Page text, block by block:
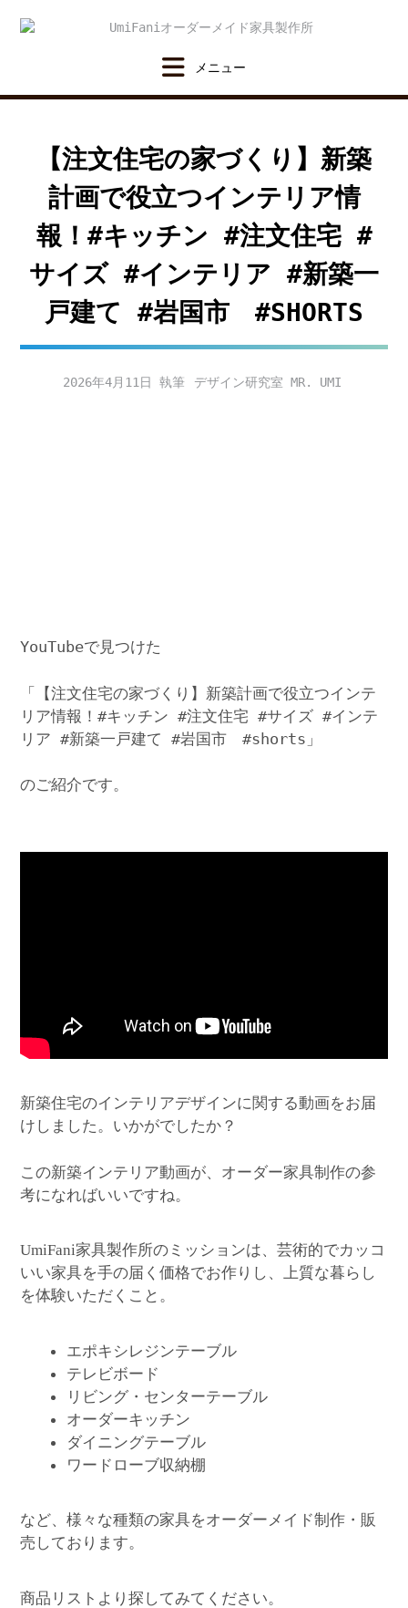
【注文住宅の家づくり】新築
計画で役立つインテリア情
報！#キッチン #注文住宅 #
サイズ #インテリア #新築一
戸建て #岩国市 #SHORTS
2026年4月11日 デザイン研究室 MR. UMI
YouTubeで見つけた
「【注文住宅の家づくり】新築計画で役立つインテ
リア情報！#キッチン #注文住宅 #サイズ #インテ
リア #新築一戸建て #岩国市 #shorts」
のご紹介です。
新築住宅のインテリアデザインに関する動画をお届
けしました。いかがでしたか？
この新築インテリア動画が、オーダー家具制作の参
考になればいいですね。
UmiFani家具製作所のミッションは、芸術的でカッコ
いい家具を手の届く価格でお作りし、上質な暮らし
を体験いただくこと。
エポキシレジンテーブル
テレビボード
リビング・センターテーブル
オーダーキッチン
ダイニングテーブル
ワードローブ収納棚
など、様々な種類の家具をオーダーメイド制作・販
売しております。
商品リストより探してみてください。